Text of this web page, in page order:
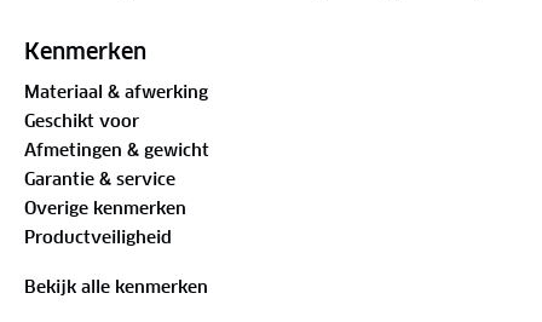
meenemen.
De wandelstokken zijn geproduceerd in drie secties,
met een doorsnede van 18‑16‑14 mm, om
uithoudingsvermogen en betrouwbaarheid te
garanderen. Het antishock CSS‑systeem
minimaliseert ongewenste trillingen. Bij dit systeem
wordt gebruikgemaakt van een veersysteem dat in-
en uitgeschakeld kan worden. Dit ontlast je spieren,
Kenmerken
Materiaal & afwerking
Geschikt voor
Afmetingen & gewicht
Garantie & service
Overige kenmerken
Productveiligheid
Bekijk alle kenmerken